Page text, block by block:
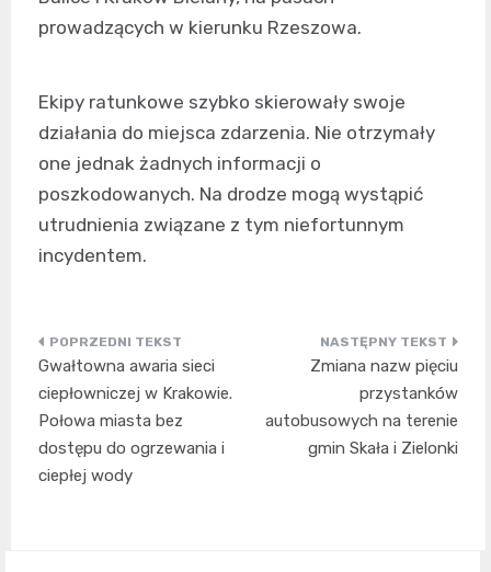
prowadzących w kierunku Rzeszowa.
Ekipy ratunkowe szybko skierowały swoje
działania do miejsca zdarzenia. Nie otrzymały
one jednak żadnych informacji o
poszkodowanych. Na drodze mogą wystąpić
utrudnienia związane z tym niefortunnym
incydentem.
Nawigacja
wpisu
Gwałtowna awaria sieci
ciepłowniczej w Krakowie.
Połowa miasta bez
dostępu do ogrzewania i
ciepłej wody
Zmiana nazw pięciu
przystanków
autobusowych na terenie
gmin Skała i Zielonki